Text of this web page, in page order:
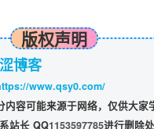
版权声明
博客
www.qsy0.com/
内容可能来源于网络，仅供大家
站长 QQ1153597785进行删除处